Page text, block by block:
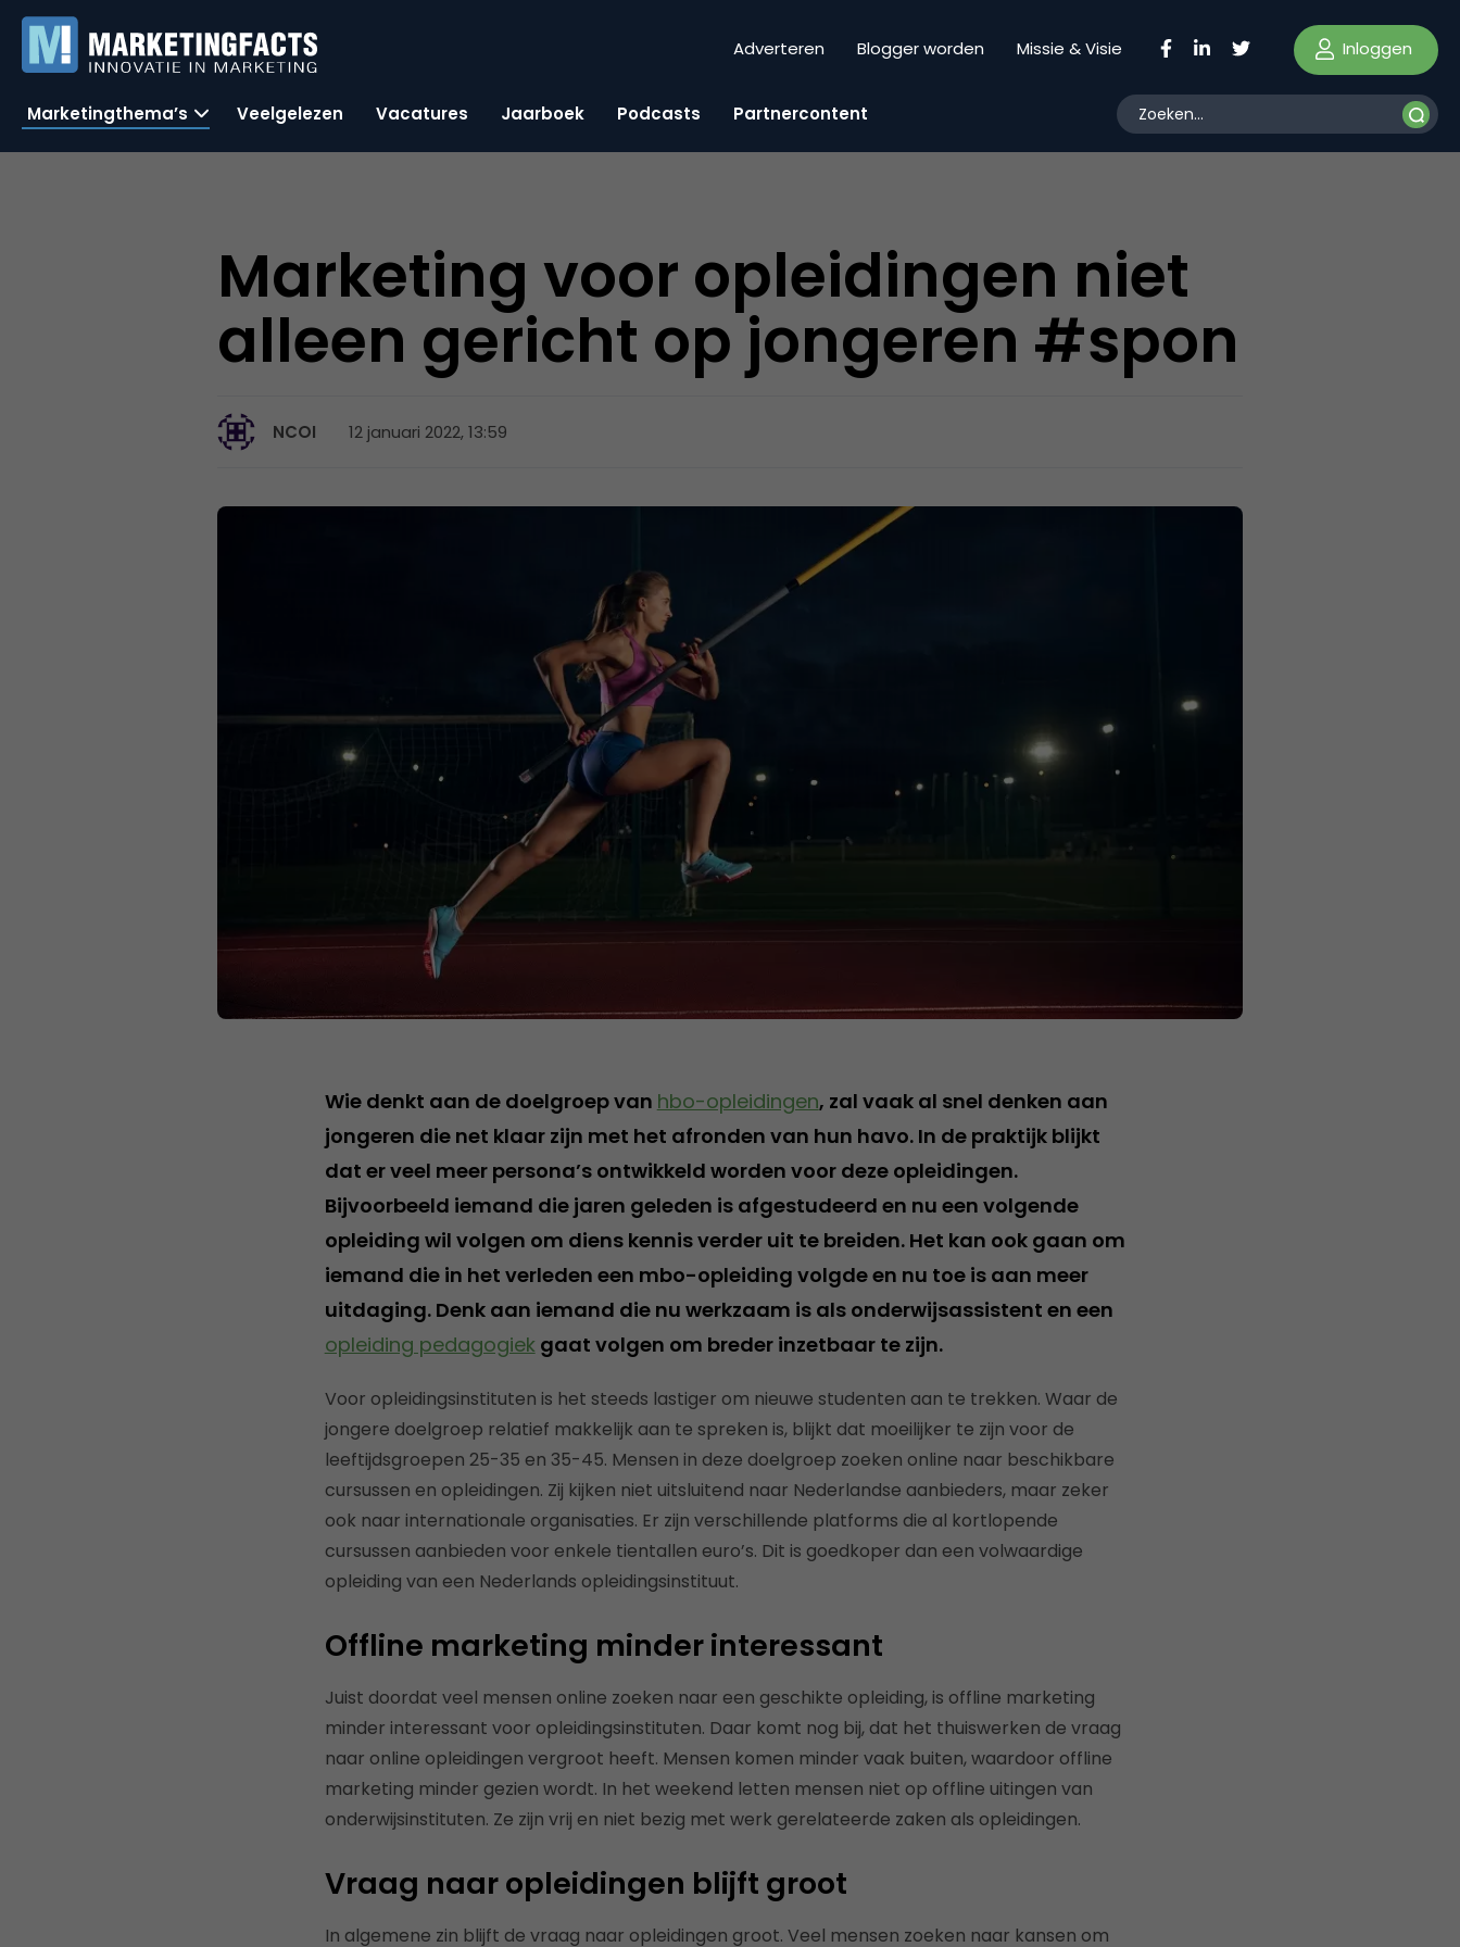
Adverteren Blogger worden Missie & Visie Inloggen
Marketingthema’s Veelgelezen Vacatures Jaarboek Podcasts Partnercontent
Marketing voor opleidingen niet
alleen gericht op jongeren #spon
NCOI 12 januari 2022, 13:59
Wie denkt aan de doelgroep van hbo-opleidingen, zal vaak al snel denken aan
jongeren die net klaar zijn met het afronden van hun havo. In de praktijk blijkt
dat er veel meer persona’s ontwikkeld worden voor deze opleidingen.
Bijvoorbeeld iemand die jaren geleden is afgestudeerd en nu een volgende
opleiding wil volgen om diens kennis verder uit te breiden. Het kan ook gaan om
iemand die in het verleden een mbo-opleiding volgde en nu toe is aan meer
uitdaging. Denk aan iemand die nu werkzaam is als onderwijsassistent en een
opleiding pedagogiek gaat volgen om breder inzetbaar te zijn.
Voor opleidingsinstituten is het steeds lastiger om nieuwe studenten aan te trekken. Waar de
jongere doelgroep relatief makkelijk aan te spreken is, blijkt dat moeilijker te zijn voor de
leeftijdsgroepen 25-35 en 35-45. Mensen in deze doelgroep zoeken online naar beschikbare
cursussen en opleidingen. Zij kijken niet uitsluitend naar Nederlandse aanbieders, maar zeker
ook naar internationale organisaties. Er zijn verschillende platforms die al kortlopende
cursussen aanbieden voor enkele tientallen euro’s. Dit is goedkoper dan een volwaardige
opleiding van een Nederlands opleidingsinstituut.
Offline marketing minder interessant
Juist doordat veel mensen online zoeken naar een geschikte opleiding, is offline marketing
minder interessant voor opleidingsinstituten. Daar komt nog bij, dat het thuiswerken de vraag
naar online opleidingen vergroot heeft. Mensen komen minder vaak buiten, waardoor offline
marketing minder gezien wordt. In het weekend letten mensen niet op offline uitingen van
onderwijsinstituten. Ze zijn vrij en niet bezig met werk gerelateerde zaken als opleidingen.
Vraag naar opleidingen blijft groot
In algemene zin blijft de vraag naar opleidingen groot. Veel mensen zoeken naar kansen om